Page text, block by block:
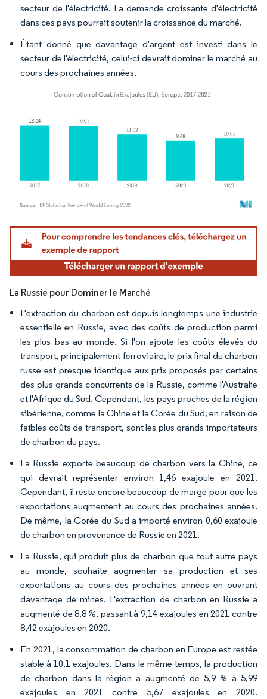
secteur de l'électricité. La demande croissante d'électricité
dans ces pays pourrait soutenir la croissance du marché.
Étant donné que davantage d'argent est investi dans le
secteur de l'électricité, celui-ci devrait dominer le marché au
cours des prochaines années.
Image © Mordor Intelligence. La réutilisation nécessite une attribution sous CC BY
La Russie pour Dominer le Marché
L'extraction du charbon est depuis longtemps une industrie
essentielle en Russie, avec des coûts de production parmi
les plus bas au monde. Si l'on ajoute les coûts élevés du
transport, principalement ferroviaire, le prix final du charbon
russe est presque identique aux prix proposés par certains
des plus grands concurrents de la Russie, comme l'Australie
et l'Afrique du Sud. Cependant, les pays proches de la région
sibérienne, comme la Chine et la Corée du Sud, en raison de
faibles coûts de transport, sont les plus grands importateurs
de charbon du pays.
La Russie exporte beaucoup de charbon vers la Chine, ce
qui devrait représenter environ 1,46 exajoule en 2021.
Cependant, il reste encore beaucoup de marge pour que les
exportations augmentent au cours des prochaines années.
De même, la Corée du Sud a importé environ 0,60 exajoule
de charbon en provenance de Russie en 2021.
La Russie, qui produit plus de charbon que tout autre pays
au monde, souhaite augmenter sa production et ses
exportations au cours des prochaines années en ouvrant
davantage de mines. L'extraction de charbon en Russie a
augmenté de 8,8 %, passant à 9,14 exajoules en 2021 contre
8,42 exajoules en 2020.
En 2021, la consommation de charbon en Europe est restée
stable à 10,1 exajoules. Dans le même temps, la production
de charbon dans la région a augmenté de 5,9 % à 5,99
exajoules en 2021 contre 5,67 exajoules en 2020.